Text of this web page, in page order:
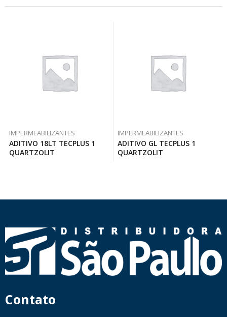
IMPERMEABILIZANTES
ADITIVO 18LT TECPLUS 1
QUARTZOLIT
IMPERMEABILIZANTES
ADITIVO GL TECPLUS 1
QUARTZOLIT
Contato